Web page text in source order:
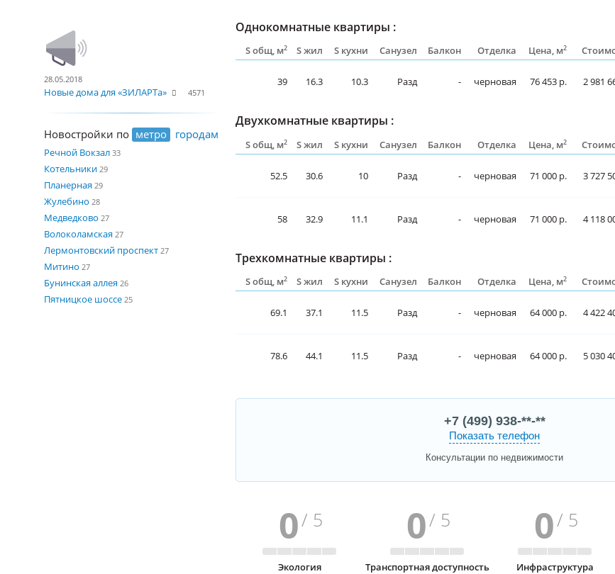
28.05.2018
Новые дома для «ЗИЛАРТа» 4571
Новостройки по метро городам
Речной Вокзал 33
Котельники 29
Планерная 29
Жулебино 28
Медведково 27
Волоколамская 27
Лермонтовский проспект 27
Митино 27
Бунинская аллея 26
Пятницкое шоссе 25
Однокомнатные квартиры :
S общ, м2 S жил S кухни Санузел Балкон Отделка Цена, м2
39 16.3 10.3 Разд - черновая 76 453 р. 2 981
Двухкомнатные квартиры :
S общ, м2 S жил S кухни Санузел Балкон Отделка Цена, м2
52.5 30.6 10 Разд - черновая 71 000 р. 3 727
58 32.9 11.1 Разд - черновая 71 000 р. 4 118
Трехкомнатные квартиры :
S общ, м2 S жил S кухни Санузел Балкон Отделка Цена, м2
69.1 37.1 11.5 Разд - черновая 64 000 р. 4 422
78.6 44.1 11.5 Разд - черновая 64 000 р. 5 030
+7 (499) 938-**-**
Показать телефон
Консультации по недвижимости
0/ 5
Экология
0/ 5
Транспортная доступность
0/ 5
Инфраструктура